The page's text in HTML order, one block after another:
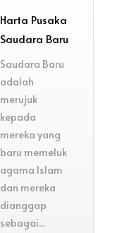
Harta Pusaka
Saudara Baru
Saudara Baru
adalah
merujuk
kepada
mereka yang
baru memeluk
agama Islam
dan mereka
dianggap
sebagai...